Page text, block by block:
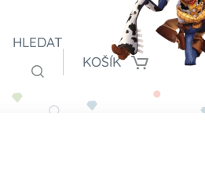
HLEDAT
KOŠÍK